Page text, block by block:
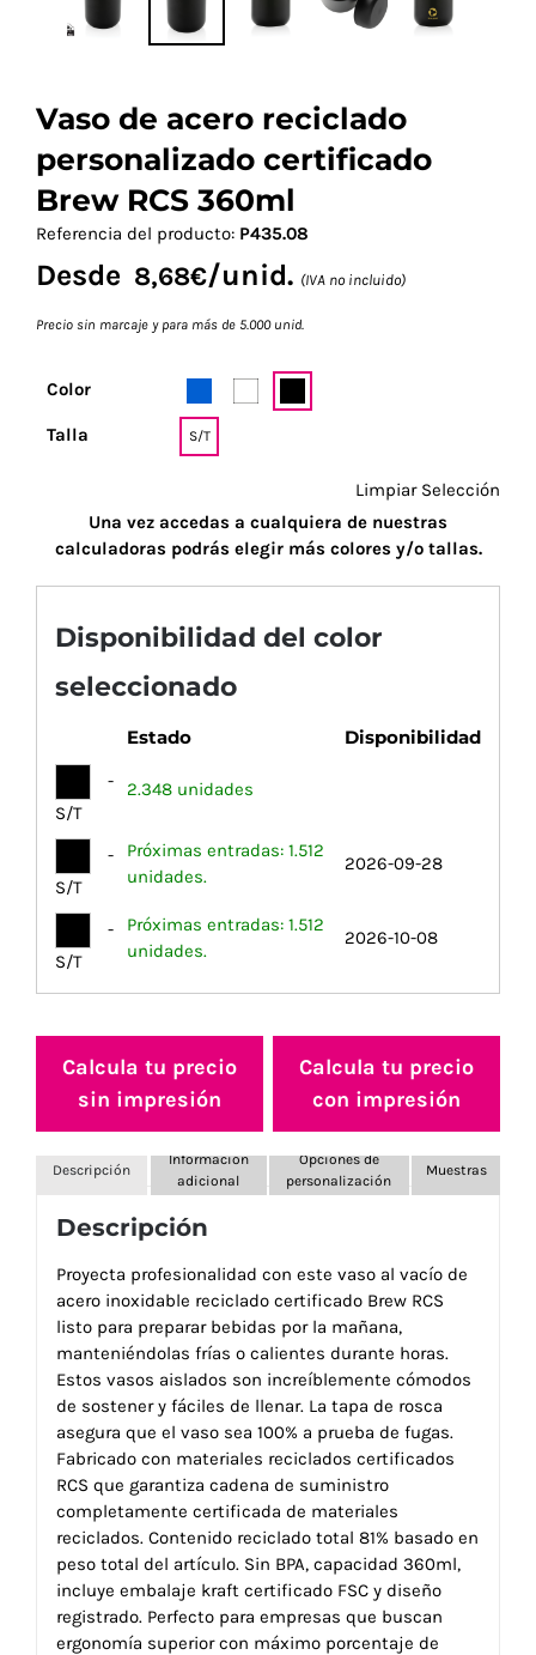
Vaso de acero reciclado
personalizado certificado
Brew RCS 360ml
Referencia del producto: P435.08
Desde 8,68€/unid. (IVA no incluido)
Precio sin marcaje y para más de 5.000 unid.
Color
Talla S/T
Limpiar Selección
Una vez accedas a cualquiera de nuestras
calculadoras podrás elegir más colores y/o tallas.
Disponibilidad del color
seleccionado
Estado Disponibilidad
-
S/T
2.348 unidades
-
S/T
Próximas entradas: 1.512
unidades.
2026-09-28
-
S/T
Próximas entradas: 1.512
unidades.
2026-10-08
Calcula tu precio
sin impresión
Calcula tu precio
con impresión
Descripción
Información
adicional
Opciones de
personalización
Muestras
Descripción
Proyecta profesionalidad con este vaso al vacío de
acero inoxidable reciclado certificado Brew RCS
listo para preparar bebidas por la mañana,
manteniéndolas frías o calientes durante horas.
Estos vasos aislados son increíblemente cómodos
de sostener y fáciles de llenar. La tapa de rosca
asegura que el vaso sea 100% a prueba de fugas.
Fabricado con materiales reciclados certificados
RCS que garantiza cadena de suministro
completamente certificada de materiales
reciclados. Contenido reciclado total 81% basado en
peso total del artículo. Sin BPA, capacidad 360ml,
incluye embalaje kraft certificado FSC y diseño
registrado. Perfecto para empresas que buscan
ergonomía superior con máximo porcentaje de